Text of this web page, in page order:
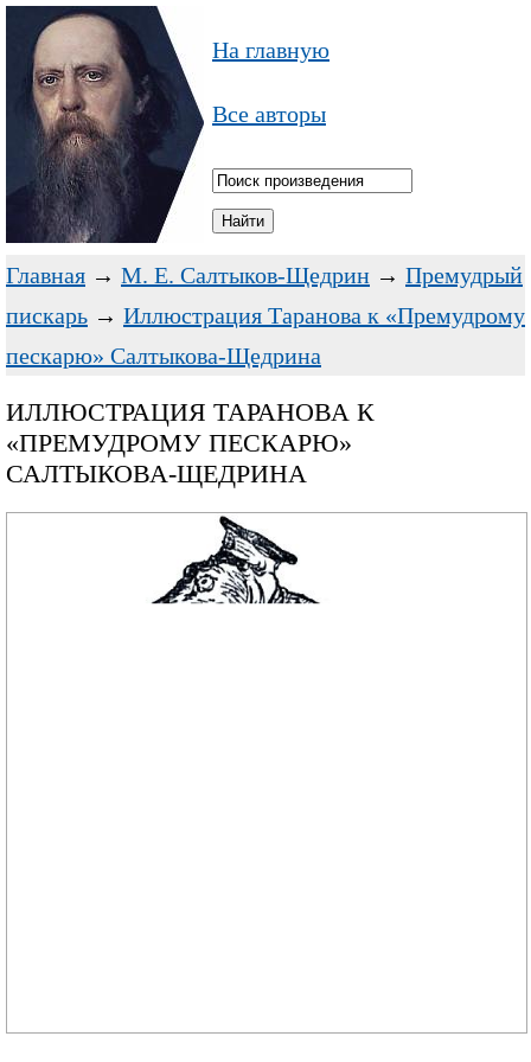
На главную
Все авторы
Главная → М. Е. Салтыков-Щедрин → Премудрый
пискарь → Иллюстрация Таранова к «Премудрому
пескарю» Салтыкова-Щедрина
ИЛЛЮСТРАЦИЯ ТАРАНОВА К
«ПРЕМУДРОМУ ПЕСКАРЮ»
САЛТЫКОВА-ЩЕДРИНА